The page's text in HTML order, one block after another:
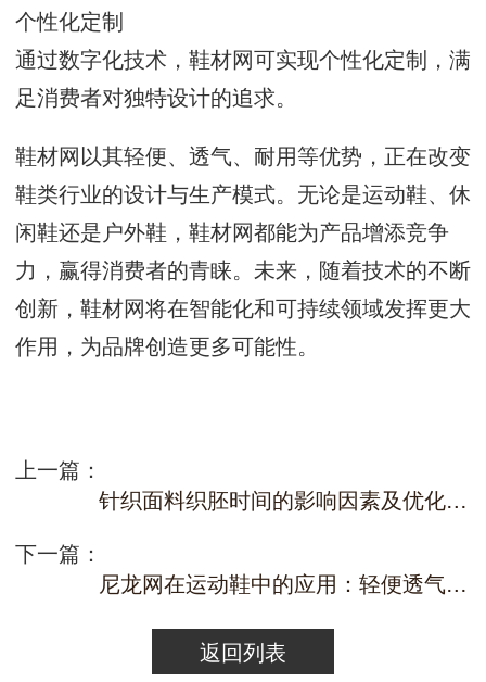
个性化定制
通过数字化技术，鞋材网可实现个性化定制，满
足消费者对独特设计的追求。
鞋材网以其轻便、透气、耐用等优势，正在改变
鞋类行业的设计与生产模式。无论是运动鞋、休
闲鞋还是户外鞋，鞋材网都能为产品增添竞争
力，赢得消费者的青睐。未来，随着技术的不断
创新，鞋材网将在智能化和可持续领域发挥更大
作用，为品牌创造更多可能性。
上一篇：
针织面料织胚时间的影响因素及优化策略
下一篇：
尼龙网在运动鞋中的应用：轻便透气，提升运动体验的秘诀！
返回列表